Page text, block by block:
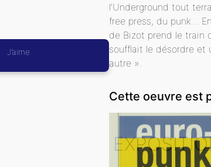
J’aime
l’Underground tout
free press, du punk…
de Bizot prend le train
soufflait le désordre et
autre ».
Cette oeuvre est